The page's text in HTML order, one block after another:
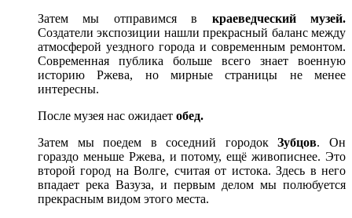
Затем мы отправимся в краеведческий музей.
Создатели экспозиции нашли прекрасный баланс между
атмосферой уездного города и современным ремонтом.
Современная публика больше всего знает военную
историю Ржева, но мирные страницы не менее
интересны.
После музея нас ожидает обед.
Затем мы поедем в соседний городокЗубцов. Он
гораздо меньше Ржева, и потому, ещё живописнее. Это
второй город на Волге, считая от истока. Здесь в него
впадает река Вазуза, и первым делом мы полюбуется
прекрасным видом этого места.